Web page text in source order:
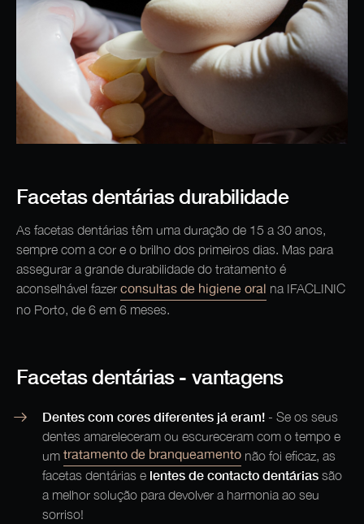
Facetas dentárias durabilidade
As facetas dentárias têm uma duração de 15 a 30 anos,
sempre com a cor e o brilho dos primeiros dias. Mas para
assegurar a grande durabilidade do tratamento é
aconselhável fazer consultas de higiene oral na IFACLINIC
no Porto, de 6 em 6 meses.
Facetas dentárias - vantagens
Dentes com cores diferentes já eram! - Se os seus
dentes amareleceram ou escureceram com o tempo e
um tratamento de branqueamento não foi eficaz, as
facetas dentárias e lentes de contacto dentárias são
a melhor solução para devolver a harmonia ao seu
sorriso!